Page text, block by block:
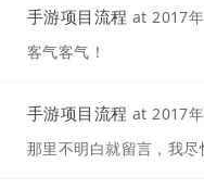
手游项目流程 at 2017
客气客气！
手游项目流程 at 2017
那里不明白就留言，我尽